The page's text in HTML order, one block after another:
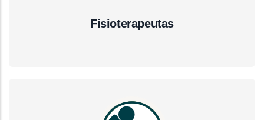
Fisioterapeutas